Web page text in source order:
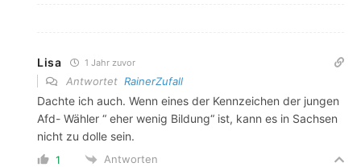
Lisa 1 Jahr zuvor
Antwortet RainerZufall
Dachte ich auch. Wenn eines der Kennzeichen der jungen
Afd- Wähler “ eher wenig Bildung“ ist, kann es in Sachsen
nicht zu dolle sein.
1 Antworten